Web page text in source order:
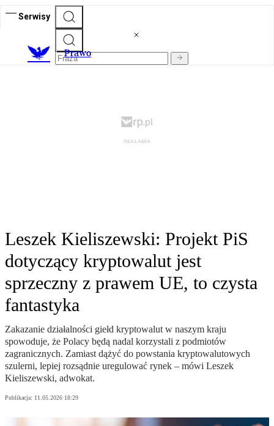
Serwisy
Prawo
Leszek Kieliszewski: Projekt PiS
dotyczący kryptowalut jest
sprzeczny z prawem UE, to czysta
fantastyka
Zakazanie działalności giełd kryptowalut w naszym kraju
spowoduje, że Polacy będą nadal korzystali z podmiotów
zagranicznych. Zamiast dążyć do powstania kryptowalutowych
szulerni, lepiej rozsądnie uregulować rynek – mówi Leszek
Kieliszewski, adwokat.
Publikacja: 11.05.2026 18:29